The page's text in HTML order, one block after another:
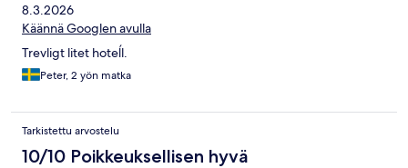
8.3.2026
Käännä Googlen avulla
Trevligt litet hoteĺl.
Peter, 2 yön matka
Tarkistettu arvostelu
10/10 Poikkeuksellisen hyvä